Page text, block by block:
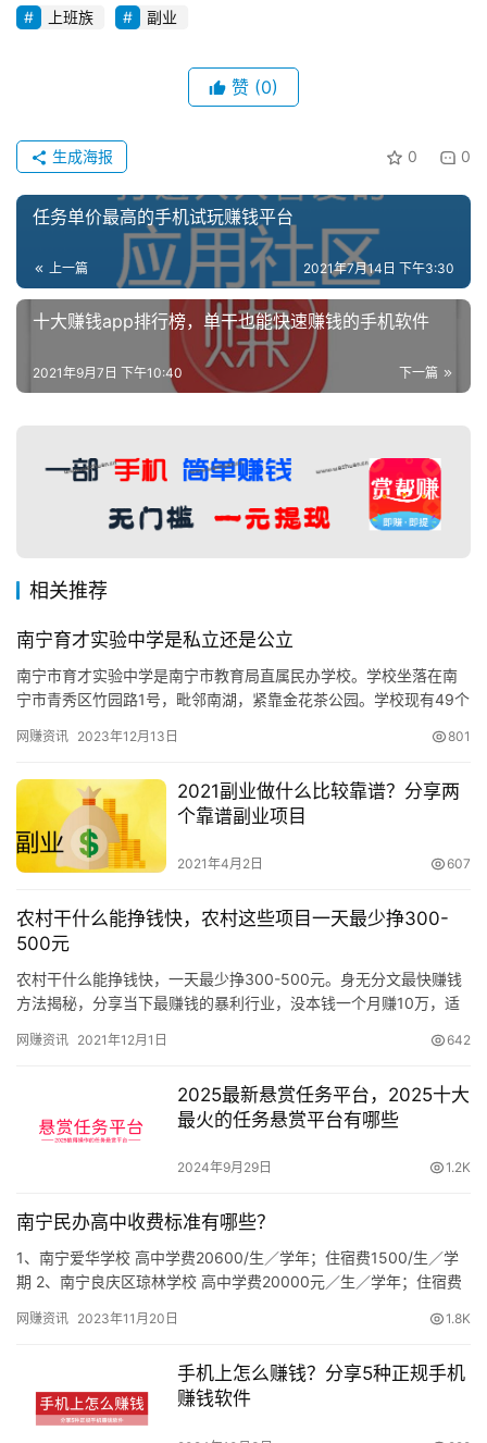
上班族 副业
赞 (0)
0 0
生成海报
任务单价最高的手机试玩赚钱平台
上一篇 2021年7月14日 下午3:30
十大赚钱app排行榜，单干也能快速赚钱的手机软件
下一篇
2021年9月7日 下午10:40
相关推荐
南宁育才实验中学是私立还是公立
南宁市育才实验中学是南宁市教育局直属民办学校。学校坐落在南
宁市青秀区竹园路1号，毗邻南湖，紧靠金花茶公园。学校现有49个
网赚资讯 2023年12月13日 801
2021副业做什么比较靠谱？分享两
个靠谱副业项目
2021年4月2日 607
农村干什么能挣钱快，农村这些项目一天最少挣300-
500元
农村干什么能挣钱快，一天最少挣300-500元。身无分文最快赚钱
方法揭秘，分享当下最赚钱的暴利行业，没本钱一个月赚10万，适
网赚资讯 2021年12月1日 642
2025最新悬赏任务平台，2025十大
最火的任务悬赏平台有哪些
2024年9月29日 1.2K
南宁民办高中收费标准有哪些？
1、南宁爱华学校 高中学费20600/生／学年；住宿费1500/生／学
期 2、南宁良庆区琼林学校 高中学费20000元／生／学年；住宿费
网赚资讯 2023年11月20日 1.8K
手机上怎么赚钱？分享5种正规手机
赚钱软件